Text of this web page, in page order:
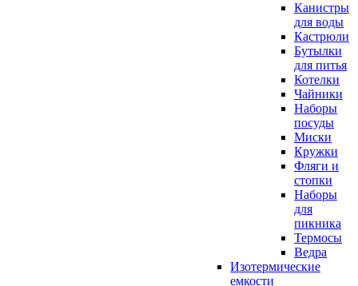
Канистры
для воды
Кастрюли
Бутылки
для питья
Котелки
Чайники
Наборы
посуды
Миски
Кружки
Фляги и
стопки
Наборы
для
пикника
Термосы
Ведра
Изотермические
емкости